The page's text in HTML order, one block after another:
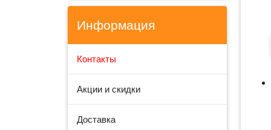
Информация
Контакты
Акции и скидки
Доставка